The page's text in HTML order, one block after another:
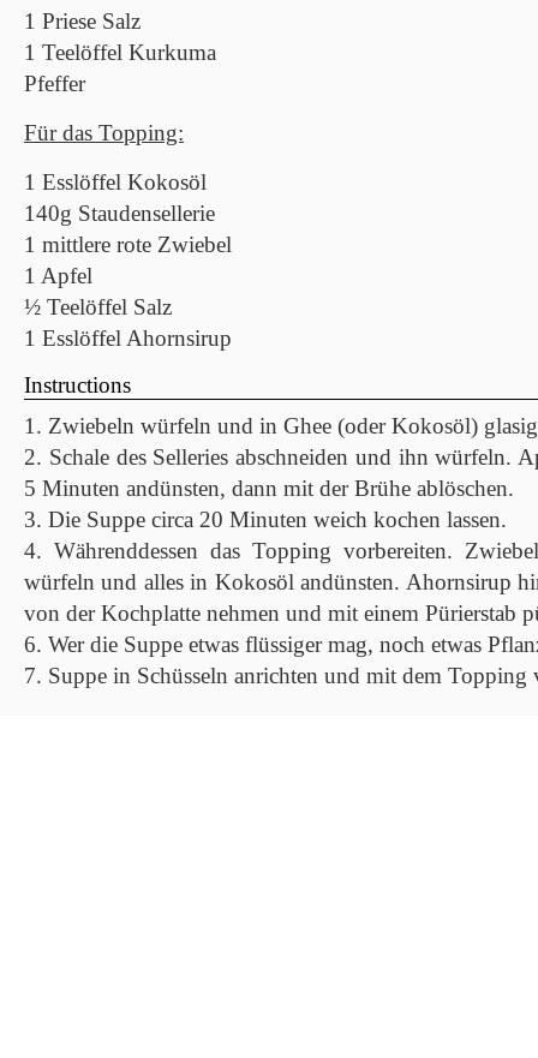
1 Priese Salz
1 Teelöffel Kurkuma
Pfeffer
Für das Topping:
1 Esslöffel Kokosöl
140g Staudensellerie
1 mittlere rote Zwiebel
1 Apfel
½ Teelöffel Salz
1 Esslöffel Ahornsirup
Instructions
1. Zwiebeln würfeln und in Ghee (oder Kokosöl)
2. Schale des Selleries abschneiden und ihn würfeln.
5 Minuten andünsten, dann mit der Brühe ablöschen.
3. Die Suppe circa 20 Minuten weich kochen lassen.
4. Währenddessen das Topping vorbereiten.
würfeln und alles in Kokosöl andünsten. Ahornsirup
von der Kochplatte nehmen und mit einem Pürierstab
6. Wer die Suppe etwas flüssiger mag, noch etwas
7. Suppe in Schüsseln anrichten und mit dem Topping